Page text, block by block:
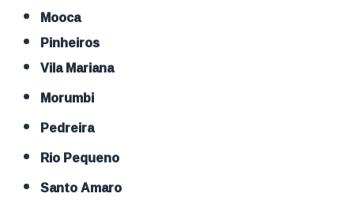
Mooca
Pinheiros
Vila Mariana
Morumbi
Pedreira
Rio Pequeno
Santo Amaro